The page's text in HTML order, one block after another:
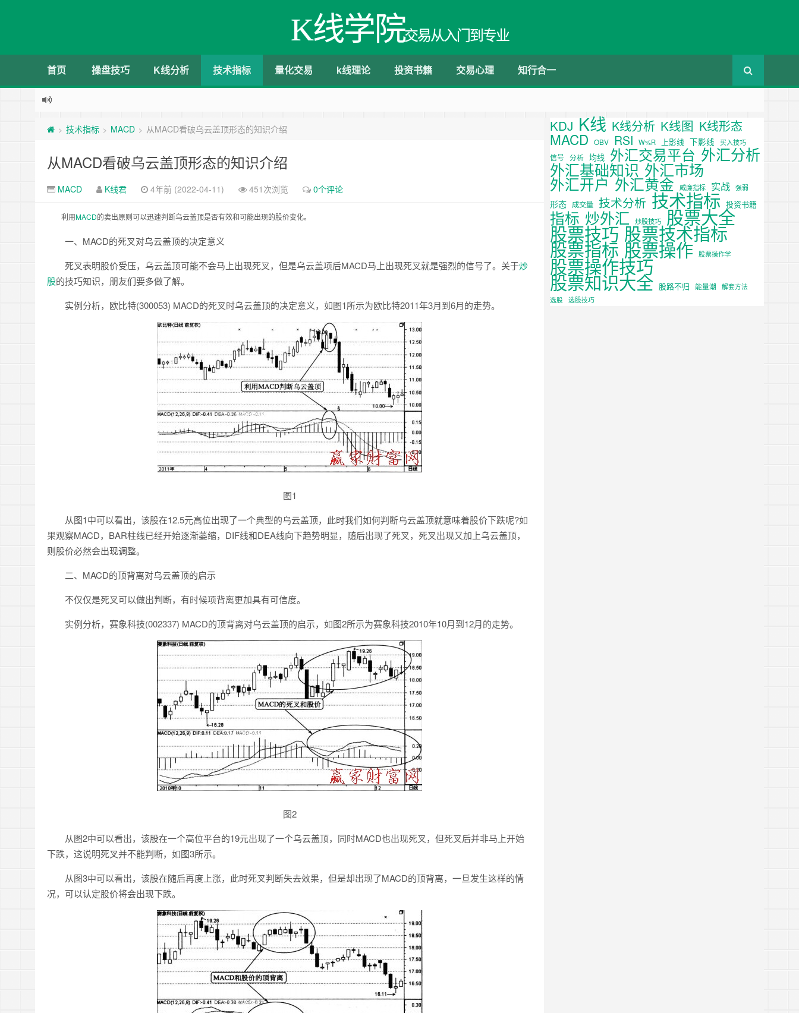
K线学院交易从入门到专业
首页 操盘技巧 K线分析 技术指标 量化交易 k线理论 投资书籍 交易心理 知行合一
> 技术指标 > MACD > 从MACD看破乌云盖顶形态的知识介绍
从MACD看破乌云盖顶形态的知识介绍
MACD K线君 4年前 (2022-04-11) 451次浏览 0个评论
利用MACD的卖出原则可以迅速判断乌云盖顶是否有效和可能出现的股价变化。
一、MACD的死叉对乌云盖顶的决定意义
死叉表明股价受压，乌云盖顶可能不会马上出现死叉，但是乌云盖项后MACD马上出现死叉就是强烈的信号了。关于炒
股的技巧知识，朋友们要多做了解。
实例分析，欧比特(300053) MACD的死叉时乌云盖顶的决定意义，如图1所示为欧比特2011年3月到6月的走势。
图1
从图1中可以看出，该股在12.5元高位出现了一个典型的乌云盖顶，此时我们如何判断乌云盖顶就意味着股价下跌呢?如
果观察MACD，BAR柱线已经开始逐渐萎缩，DIF线和DEA线向下趋势明显，随后出现了死叉，死叉出现又加上乌云盖顶，
则股价必然会出现调整。
二、MACD的顶背离对乌云盖顶的启示
不仅仅是死叉可以做出判断，有时候项背离更加具有可信度。
实例分析，赛象科技(002337) MACD的顶背离对乌云盖顶的启示，如图2所示为赛象科技2010年10月到12月的走势。
图2
从图2中可以看出，该股在一个高位平台的19元出现了一个乌云盖顶，同时MACD也出现死叉，但死叉后并非马上开始
下跌，这说明死叉并不能判断，如图3所示。
从图3中可以看出，该股在随后再度上涨，此时死叉判断失去效果，但是却出现了MACD的顶背离，一旦发生这样的情
况，可以认定股价将会出现下跌。
KDJ K线 K线分析 K线图 K线形态
MACD OBV RSI W%R 上影线 下影线 买入技巧
信号 分析 均线 外汇交易平台 外汇分析
外汇基础知识 外汇市场
外汇开户 外汇黄金 威廉指标 实战 强弱
形态 成交量 技术分析 技术指标 投资书籍
指标 炒外汇 炒股技巧 股票大全
股票技巧 股票技术指标
股票指标 股票操作 股票操作学
股票操作技巧
股票知识大全 股路不归 能量潮
解套方法
选股
选股技巧